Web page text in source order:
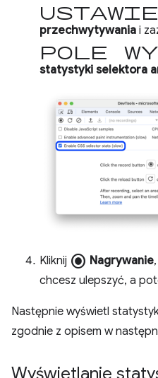
przechwytywania i
pole
statystyki selektora
Kliknij radio_button_checked Nagrywanie
chcesz ulepszyć, a
Następnie wyświetl
zgodnie z opisem w